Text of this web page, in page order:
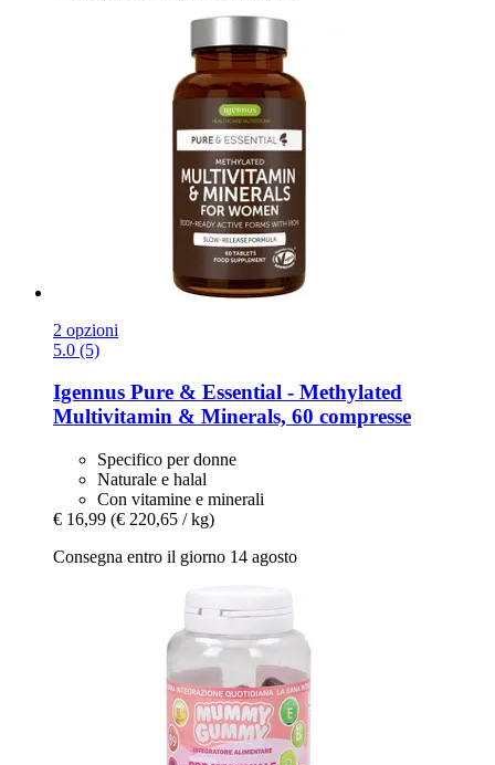
2 opzioni
5.0 (5)
Igennus Pure & Essential -​ Methylated
Multivitamin & Minerals, 60 compresse
Specifico per donne
Naturale e halal
Con vitamine e minerali
€ 16,99 (€ 220,65 / kg)
Consegna entro il giorno 14 agosto